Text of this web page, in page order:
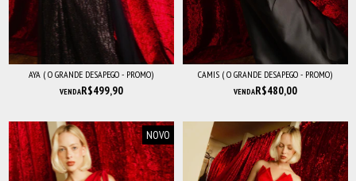
AYA ( O GRANDE DESAPEGO - PROMO)
VENDAR$499,90
CAMIS ( O GRANDE DESAPEGO - PROMO)
VENDAR$480,00
NOVO